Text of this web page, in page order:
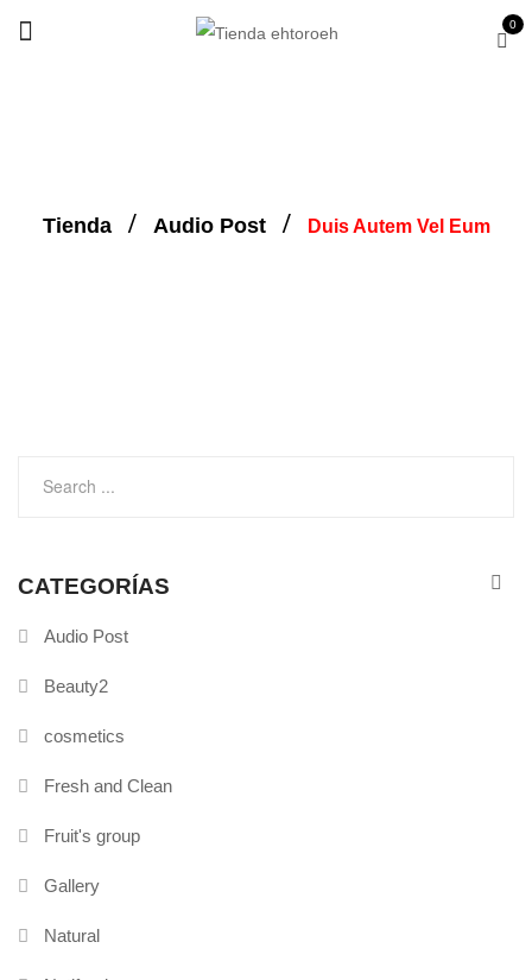
0
Tienda Audio Post Duis Autem Vel Eum
CATEGORÍAS
Audio Post
Beauty2
cosmetics
Fresh and Clean
Fruit's group
Gallery
Natural